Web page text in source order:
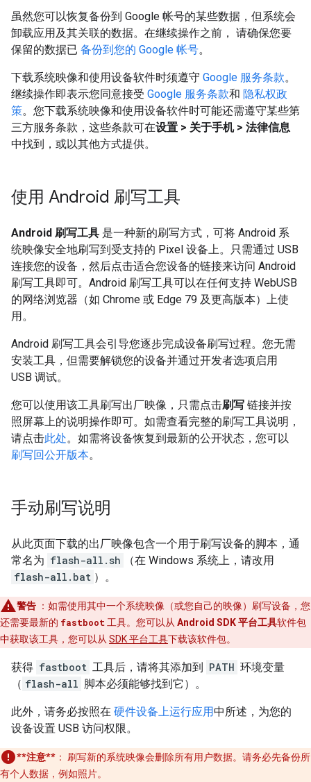
虽然您可以恢复备份到 Google 帐号的某些数据，但系统会
卸载应用及其关联的数据。在继续操作之前， 请确保您要
保留的数据已 备份到您的 Google 帐号。
下载系统映像和使用设备软件时须遵守 Google 服务条款。
继续操作即表示您同意接受 Google 服务条款和 隐私权政
策。您下载系统映像和使用设备软件时可能还需遵守某些第
三方服务条款，这些条款可在设置 > 关于手机 > 法律信息
中找到，或以其他方式提供。
使用 Android 刷写工具
Android 刷写工具 是一种新的刷写方式，可将 Android 系
统映像安全地刷写到受支持的 Pixel 设备上。只需通过 USB
连接您的设备，然后点击适合您设备的链接来访问 Android
刷写工具即可。Android 刷写工具可以在任何支持 WebUSB
的网络浏览器（如 Chrome 或 Edge 79 及更高版本）上使
用。
Android 刷写工具会引导您逐步完成设备刷写过程。您无需
安装工具，但需要解锁您的设备并通过开发者选项启用
USB 调试。
您可以使用该工具刷写出厂映像，只需点击刷写 链接并按
照屏幕上的说明操作即可。如需查看完整的刷写工具说明，
请点击此处。如需将设备恢复到最新的公开状态，您可以
刷写回公开版本。
手动刷写说明
从此页面下载的出厂映像包含一个用于刷写设备的脚本，通
常名为 flash-all.sh
（在 Windows 系统上，请改用
flash-all.bat ）。
警告 ：如需使用其中一个系统映像（或您自己的映像）刷写设备，您
还需要最新的 fastboot 工具。您可以从 Android SDK 平台工具软件包
中获取该工具，您可以从 SDK 平台工具下载该软件包。
获得 fastboot 工具后，请将其添加到 PATH 环境变量
（ flash-all 脚本必须能够找到它）。
此外，请务必按照在 硬件设备上运行应用中所述，为您的
设备设置 USB 访问权限。
**注意** ：
刷写新的系统映像会删除所有用户数据。请务必先备份所
有个人数据，例如照片。